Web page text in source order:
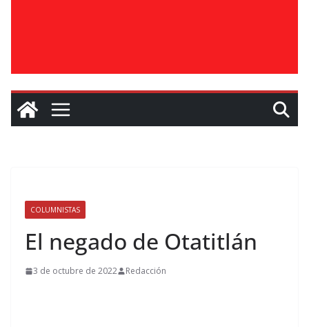
COLUMNISTAS
El negado de Otatitlán
3 de octubre de 2022 Redacción